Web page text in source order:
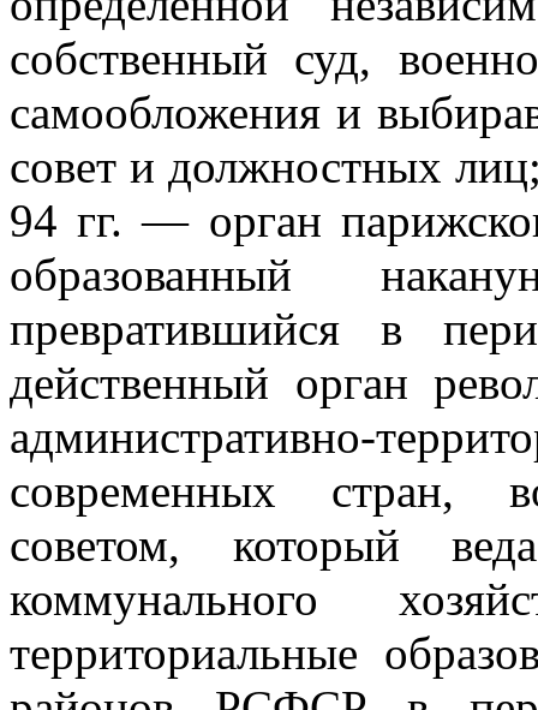
собственный суд,
самообложения и
совет и должностных
94 гг. — орган
образованный
превратившийся в
действенный орган
административно-
современных стран,
советом, который
коммунального
территориальные